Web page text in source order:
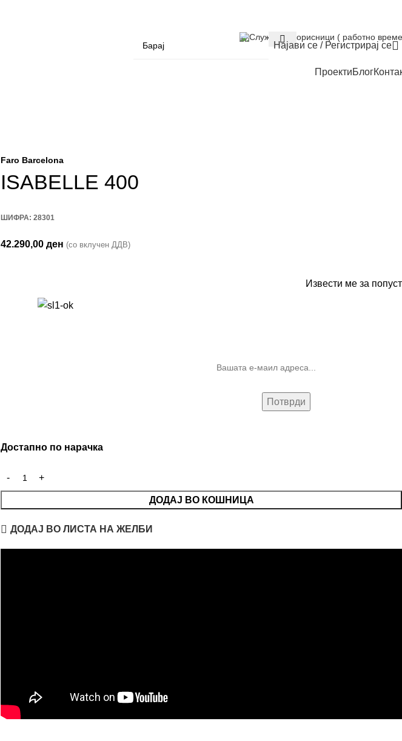
Служба за корисници ( работно
Најави се / Регистрирај се
ПроектиБлог
Faro Barcelona
ISABELLE 400
ШИФРА: 28301
42.290,00 ден (со вклучен ДДВ)
Извести ме за попуст
Достапно по нарачка
ДОДАЈ ВО КОШНИЦА
ДОДАЈ ВО ЛИСТА НА ЖЕЛБИ